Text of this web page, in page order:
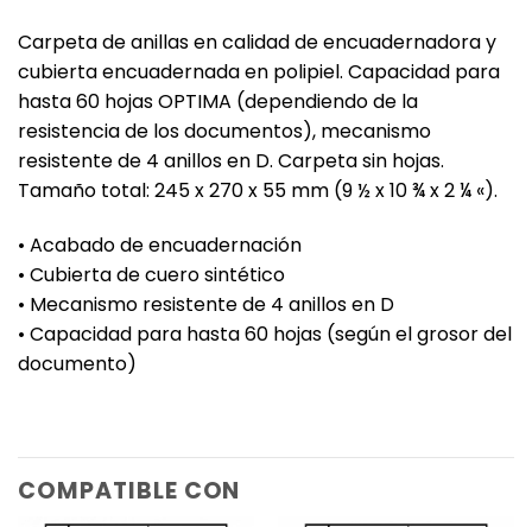
Carpeta de anillas en calidad de encuadernadora y
cubierta encuadernada en polipiel. Capacidad para
hasta 60 hojas OPTIMA (dependiendo de la
resistencia de los documentos), mecanismo
resistente de 4 anillos en D. Carpeta sin hojas.
Tamaño total: 245 x 270 x 55 mm (9 ½ x 10 ¾ x 2 ¼ «).
• Acabado de encuadernación
• Cubierta de cuero sintético
• Mecanismo resistente de 4 anillos en D
• Capacidad para hasta 60 hojas (según el grosor del
documento)
COMPATIBLE CON